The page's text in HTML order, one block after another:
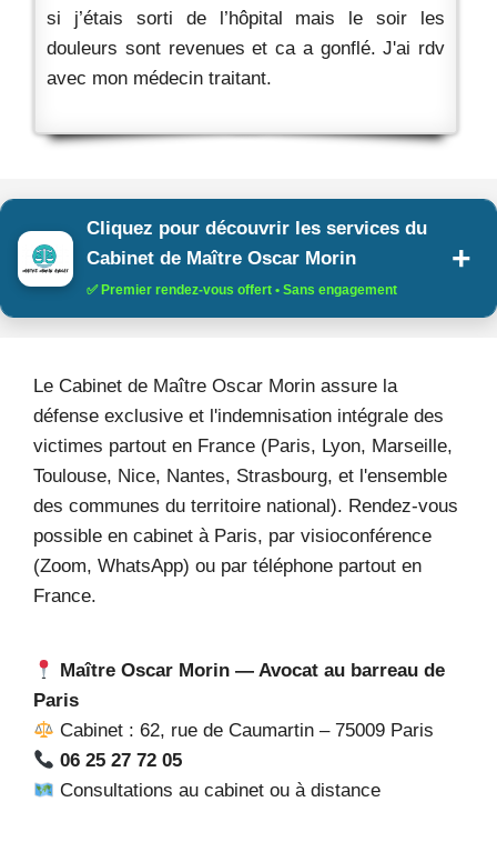
si j’étais sorti de l’hôpital mais le soir les
douleurs sont revenues et ca a gonflé. J'ai rdv
avec mon médecin traitant.
Cliquez pour découvrir les services du
Cabinet de Maître Oscar Morin
✅ Premier rendez-vous offert • Sans engagement
Le Cabinet de Maître Oscar Morin assure la
défense exclusive et l'indemnisation intégrale des
victimes partout en France (Paris, Lyon, Marseille,
Toulouse, Nice, Nantes, Strasbourg, et l'ensemble
des communes du territoire national). Rendez-vous
possible en cabinet à Paris, par visioconférence
(Zoom, WhatsApp) ou par téléphone partout en
France.
Maître Oscar Morin — Avocat au barreau de
Paris
Cabinet : 62, rue de Caumartin – 75009 Paris
06 25 27 72 05
Consultations au cabinet ou à distance